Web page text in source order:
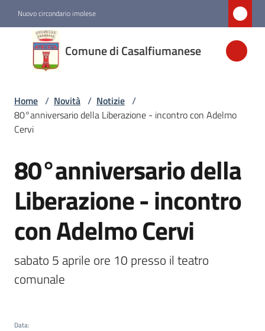
Nuovo circondario imolese
Comune di Casalfiumanese
Comune di
Casalfiumanese
Amministrazione
Casalfiumanese
Home / Novità / Notizie /
80°anniversario della Liberazione - incontro con Adelmo
Cervi
Salta al contenuto
80°anniversario della
Liberazione - incontro
con Adelmo Cervi
sabato 5 aprile ore 10 presso il teatro
comunale
Data: